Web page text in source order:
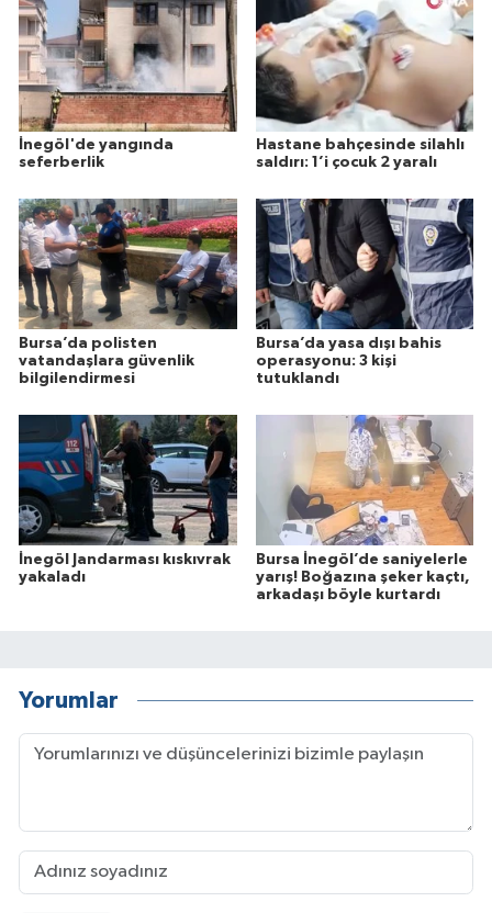
İnegöl'de yangında
seferberlik
Hastane bahçesinde silahlı
saldırı: 1’i çocuk 2 yaralı
Bursa’da polisten
vatandaşlara güvenlik
bilgilendirmesi
Bursa’da yasa dışı bahis
operasyonu: 3 kişi
tutuklandı
İnegöl Jandarması kıskıvrak
yakaladı
Bursa İnegöl’de saniyelerle
yarış! Boğazına şeker kaçtı,
arkadaşı böyle kurtardı
Yorumlar